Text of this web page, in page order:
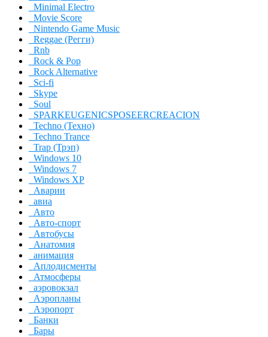
Minimal Electro
Movie Score
Nintendo Game Music
Reggae (Регги)
Rnb
Rock & Pop
Rock Alternative
Sci-fi
Skype
Soul
SPARKEUGENICSPOSEERCREACION
Techno (Техно)
Techno Trance
Trap (Трэп)
Windows 10
Windows 7
Windows XP
Аварии
авиа
Авто
Авто-спорт
Автобусы
Анатомия
анимация
Аплодисменты
Атмосферы
аэровокзал
Аэропланы
Аэропорт
Банки
Бары